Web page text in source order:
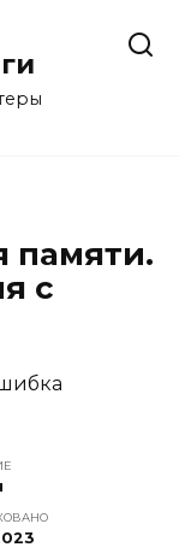
памяти.
с